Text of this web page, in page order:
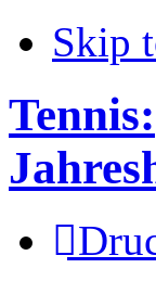
Skip
Tennis: